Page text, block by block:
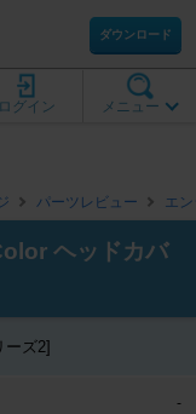
ダウンロード
メニュー
ログイン
パーツレビュー エ
ヘッドカバ
ーズ2]
-